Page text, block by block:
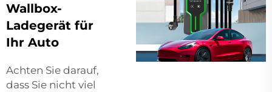
Wallbox-
Ladegerät für
Ihr Auto
Achten Sie darauf,
dass Sie nicht viel